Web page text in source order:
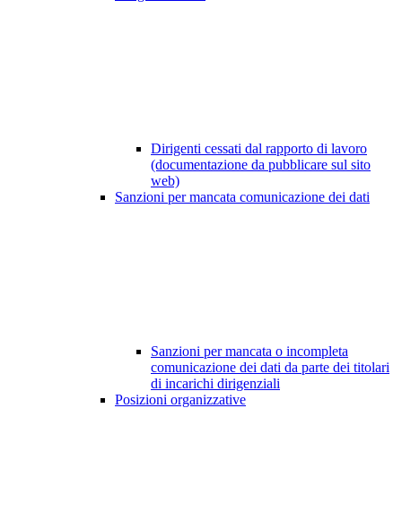
Dirigenti cessati dal rapporto di lavoro
(documentazione da pubblicare sul sito
web)
Sanzioni per mancata comunicazione dei dati
Sanzioni per mancata o incompleta
comunicazione dei dati da parte dei titolari
di incarichi dirigenziali
Posizioni organizzative